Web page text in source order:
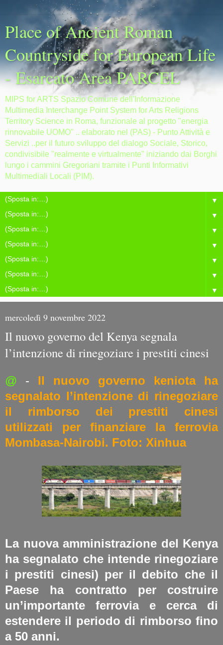
Place of Ancient Roman
Countryside for European Life
- Esarcato Area PARCEL
MIPS for ARTS Spazio Comune dell'Informazione
Multimedia Interchange Point System for Arts Religions
Territory Science in Roma, funzionale al progetto "energia
rinnovabile UOMO" .. elaborato nel (PAS) - Punto Attività e
Servizi ..per il futuro sviluppo del dialogo Sociale, Storico,
condivisibile "realmente e virtualmente" iniziando dai Borghi
lungo i cammini Gregoriani tramite i Punti Informativi
Multimediali Locali (PIM).
▼
▼
▼
▼
▼
▼
▼
mercoledì 9 novembre 2022
Il nuovo governo del Kenya segnala
l’intenzione di rinegoziare i prestiti cinesi
@ - Il nuovo governo keniota ha
segnalato l’intenzione di rinegoziare
il rimborso dei prestiti cinesi
utilizzati per finanziare la ferrovia
Mombasa-Nairobi. Foto: Xinhua
La nuova amministrazione del Kenya
ha segnalato che intende rinegoziare
i prestiti cinesi) per il debito che il
Paese ha contratto per costruire
un’importante ferrovia e cerca di
estendere il periodo di rimborso fino
a 50 anni.